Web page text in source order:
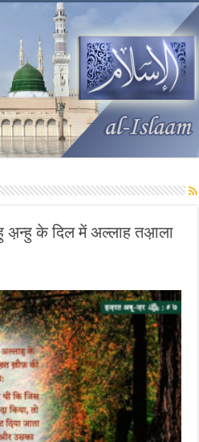
के दिल में अल्लाह तअ़ाला